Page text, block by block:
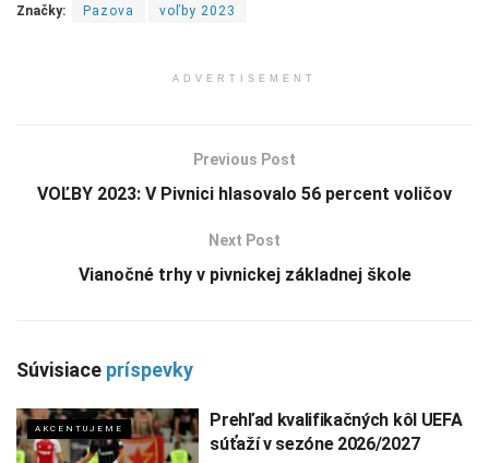
Značky: Pazova voľby 2023
ADVERTISEMENT
Previous Post
VOĽBY 2023: V Pivnici hlasovalo 56 percent voličov
Next Post
Vianočné trhy v pivnickej základnej škole
Súvisiace príspevky
AKCENTUJEME
Prehľad kvalifikačných kôl UEFA
súťaží v sezóne 2026/2027